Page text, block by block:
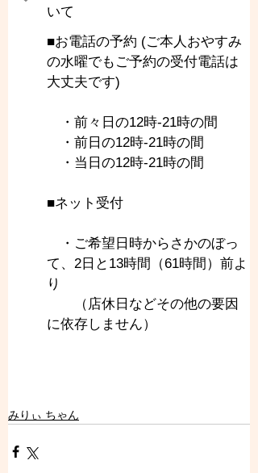
いて
■お電話の予約 (ご本人おやすみ
の水曜でもご予約の受付電話は
大丈夫です)
・前々日の12時-21時の間
・前日の12時-21時の間
・当日の12時-21時の間
■ネット受付
・ご希望日時からさかのぼっ
て、2日と13時間（61時間）前よ
り
（店休日などその他の要因
に依存しません）
みりぃ ちゃん